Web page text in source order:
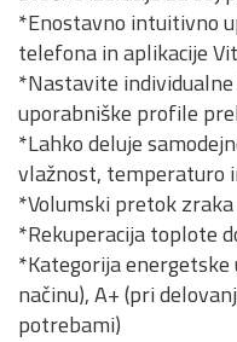
*Enostavno intuitivno
telefona in aplikacije
*Nastavite
uporabniške profile
*Lahko deluje
vlažnost, temperaturo
*Volumski pretok
*Rekuperacija toplote
*Kategorija
načinu), A+ (pri
potrebami)